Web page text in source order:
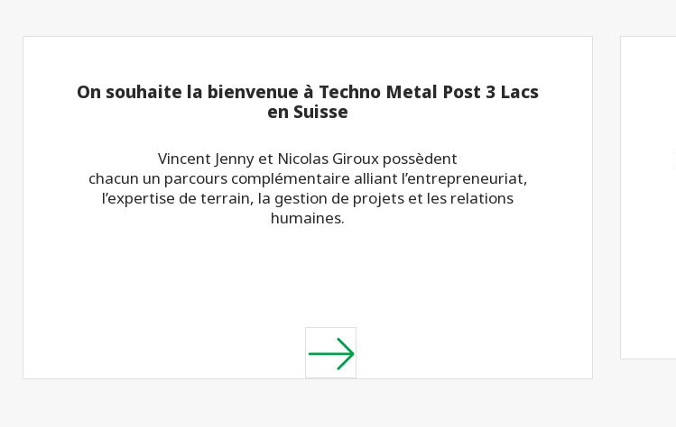
On souhaite la bienvenue à Techno Metal Post 3 Lacs
en Suisse
Vincent Jenny et Nicolas Giroux possèdent
chacun un parcours complémentaire alliant l’entrepreneuriat,
l’expertise de terrain, la gestion de projets et les relations
humaines.